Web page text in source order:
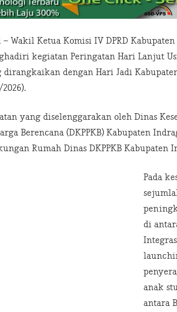
Wakil Ketua Komisi IV DPRD
kegiatan Peringatan Hari Lanjut
dirangkaikan dengan Hari Jadi
yang diselenggarakan oleh Dinas
Berencana (DKPPKB) Kabupaten
Rumah Dinas DKPPKB
Pada
di
anak
antara